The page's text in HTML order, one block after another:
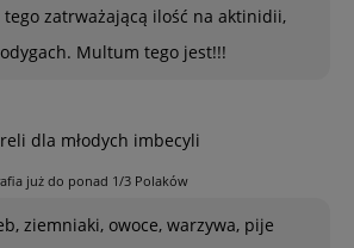
zatrważającą ilość na aktinidii,
Multum tego jest!!!
dla młodych imbecyli
już do ponad 1/3 Polaków
ziemniaki, owoce, warzywa, pije